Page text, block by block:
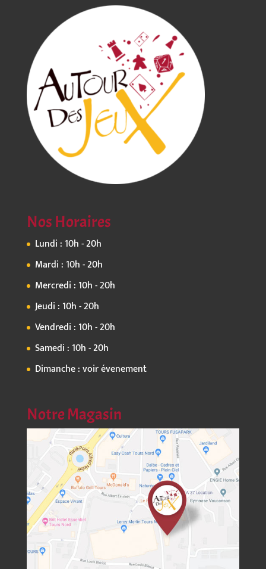
Nos Horaires
Lundi : 10h - 20h
Mardi : 10h - 20h
Mercredi : 10h - 20h
Jeudi : 10h - 20h
Vendredi : 10h - 20h
Samedi : 10h - 20h
Dimanche : voir évenement
Notre Magasin